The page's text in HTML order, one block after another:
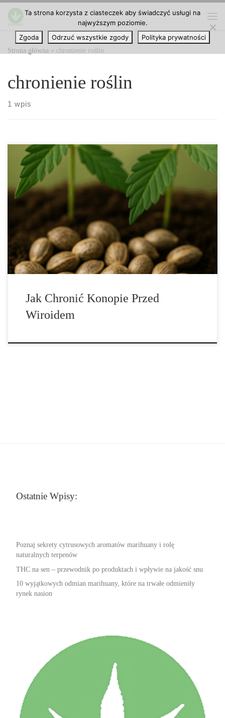
Przejdź do treści
Strona główna » chronienie roślin
chronienie roślin
1 wpis
Jak chronić konopie przed wiroidem HLVd – Kompletny
przewodnik HLVd, czyli Hop Latent Viroid, to jedno z
największych zagrożeń dla hodowców konopi na całym świecie.
Ten mikroskopijny patogen, choć znacznie mniejszy od wirusów,
może doprowadzić do ogromnych strat finansowych, redukcji
kannabinoidów i dramatycznego obniżenia plonów. W tym
przewodniku dowiesz się, […]
Jak Chronić Konopie Przed
Wiroidem
Ostatnie Wpisy:
Poznaj sekrety cytrusowych aromatów marihuany i rolę
naturalnych terpenów
THC na sen – przewodnik po produktach i wpływie na jakość snu
10 wyjątkowych odmian marihuany, które na trwałe odmieniły
rynek nasion
Ta strona korzysta z ciasteczek aby świadczyć usługi na
najwyższym poziomie.
Zgoda
Odrzuć wszystkie zgody Polityka prywatności